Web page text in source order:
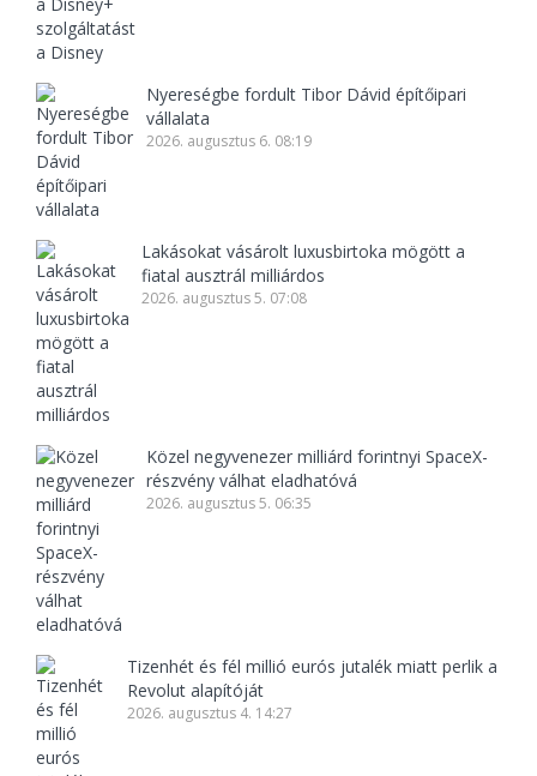
Nyereségbe fordult Tibor Dávid építőipari
vállalata
2026. augusztus 6. 08:19
Lakásokat vásárolt luxusbirtoka mögött a
fiatal ausztrál milliárdos
2026. augusztus 5. 07:08
Közel negyvenezer milliárd forintnyi SpaceX-
részvény válhat eladhatóvá
2026. augusztus 5. 06:35
Tizenhét és fél millió eurós jutalék miatt perlik a
Revolut alapítóját
2026. augusztus 4. 14:27